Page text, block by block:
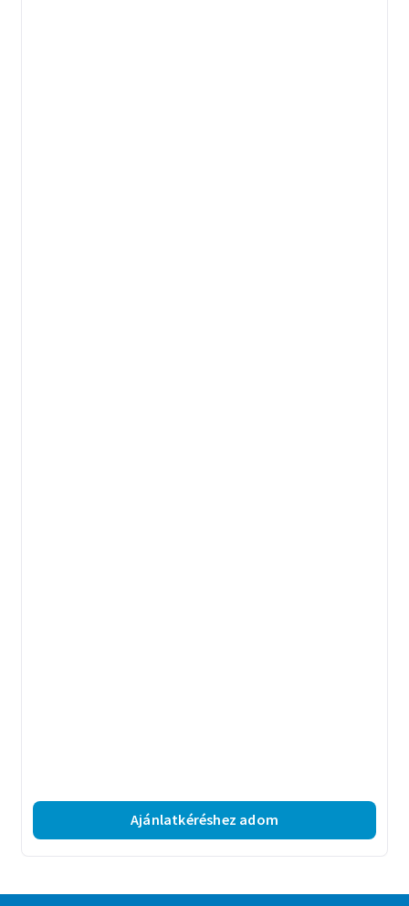
Ajánlatkéréshez adom